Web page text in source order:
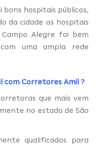
bons hospitais públicos,
da cidade os hospitais
Alegre foi bem
uma ampla rede
com Corretores Amil ?
que mais vem
no estado de São
qualificados para